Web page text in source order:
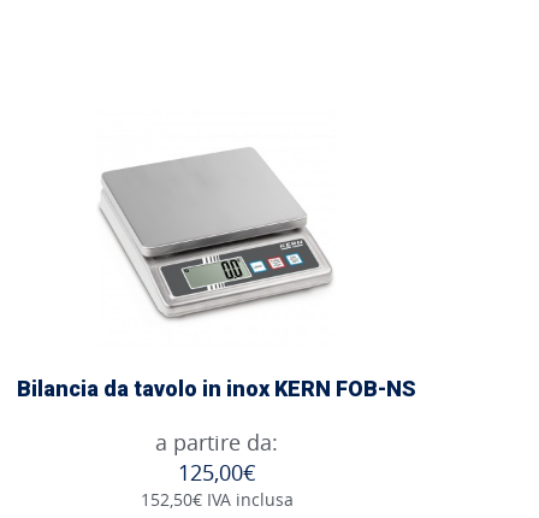
Bilancia da tavolo in inox KERN FOB-NS
a partire da:
125,00€
152,50€ IVA inclusa